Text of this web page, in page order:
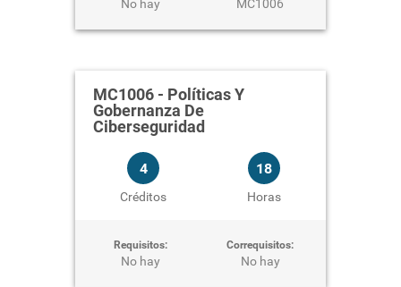
No hay MC1006
MC1006 - Políticas Y
Gobernanza De
Ciberseguridad
4
Créditos
18
Horas
Requisitos:
No hay
Correquisitos:
No hay